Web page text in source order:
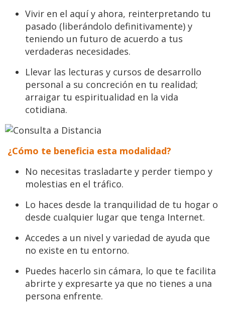
Vivir en el aquí y ahora, reinterpretando tu
pasado (liberándolo definitivamente) y
teniendo un futuro de acuerdo a tus
verdaderas necesidades.
Llevar las lecturas y cursos de desarrollo
personal a su concreción en tu realidad;
arraigar tu espiritualidad en la vida
cotidiana.
¿Cómo te beneficia esta modalidad?
No necesitas trasladarte y perder tiempo y
molestias en el tráfico.
Lo haces desde la tranquilidad de tu hogar o
desde cualquier lugar que tenga Internet.
Accedes a un nivel y variedad de ayuda que
no existe en tu entorno.
Puedes hacerlo sin cámara, lo que te facilita
abrirte y expresarte ya que no tienes a una
persona enfrente.